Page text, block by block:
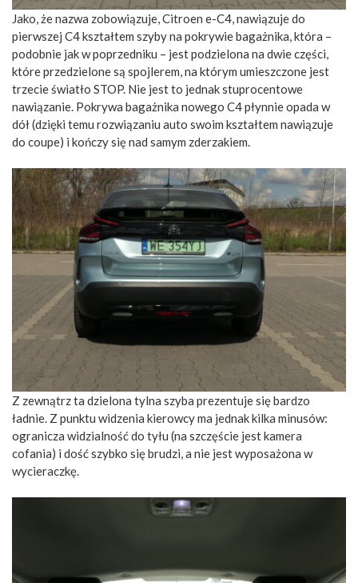
Jako, że nazwa zobowiązuje, Citroen e-C4, nawiązuje do
pierwszej C4 kształtem szyby na pokrywie bagażnika, która –
podobnie jak w poprzedniku – jest podzielona na dwie części,
które przedzielone są spojlerem, na którym umieszczone jest
trzecie światło STOP. Nie jest to jednak stuprocentowe
nawiązanie. Pokrywa bagażnika nowego C4 płynnie opada w
dół (dzięki temu rozwiązaniu auto swoim kształtem nawiązuje
do coupe) i kończy się nad samym zderzakiem.
Z zewnątrz ta dzielona tylna szyba prezentuje się bardzo
ładnie. Z punktu widzenia kierowcy ma jednak kilka minusów:
ogranicza widzialność do tyłu (na szczęście jest kamera
cofania) i dość szybko się brudzi, a nie jest wyposażona w
wycieraczkę.